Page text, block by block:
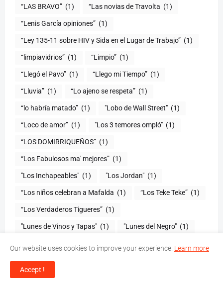
“LAS BRAVO” (1) “Las novias de Travolta (1)
“Lenis García opiniones” (1)
“Ley 135-11 sobre HIV y Sida en el Lugar de Trabajo” (1)
“limpiavidrios” (1) “Limpio” (1)
“Llegó el Pavo” (1) “Llego mi Tiempo” (1)
“Lluvia” (1) “Lo ajeno se respeta” (1)
“lo habría matado” (1) "Lobo de Wall Street" (1)
“Loco de amor” (1) "Los 3 temores ompló" (1)
(1)
“Los Fabulosos ma' mejores” (1)
"Los Inchapeables" (1) "Los Jordan" (1)
“Los niños celebran a Mafalda (1) “Los Teke Teke” (1)
“Los Verdaderos Tigueres” (1)
"Lunes de Vinos y Tapas" (1) "Lunes del Negro" (1)
"Magia (1)
“Manejo de Animales de Laboratorio en
Our website uses cookies to improve your experience. Learn more
Accept !